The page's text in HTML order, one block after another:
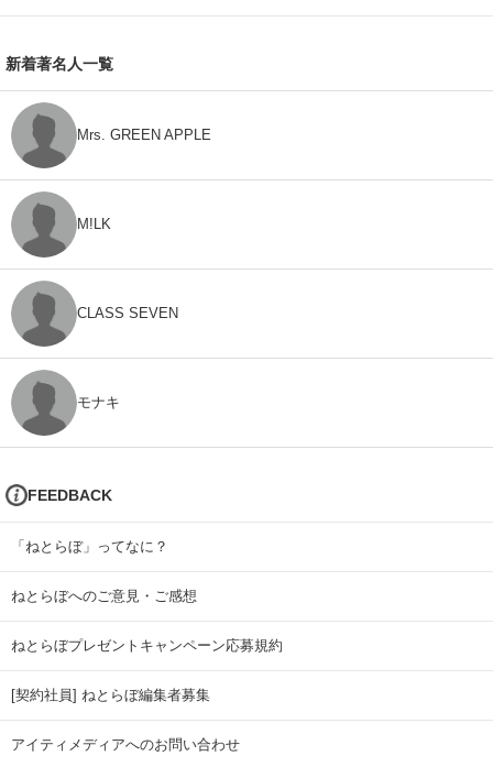
新着著名人一覧
Mrs. GREEN APPLE
M!LK
CLASS SEVEN
モナキ
FEEDBACK
「ねとらぼ」ってなに？
ねとらぼへのご意見・ご感想
ねとらぼプレゼントキャンペーン応募規約
[契約社員] ねとらぼ編集者募集
アイティメディアへのお問い合わせ